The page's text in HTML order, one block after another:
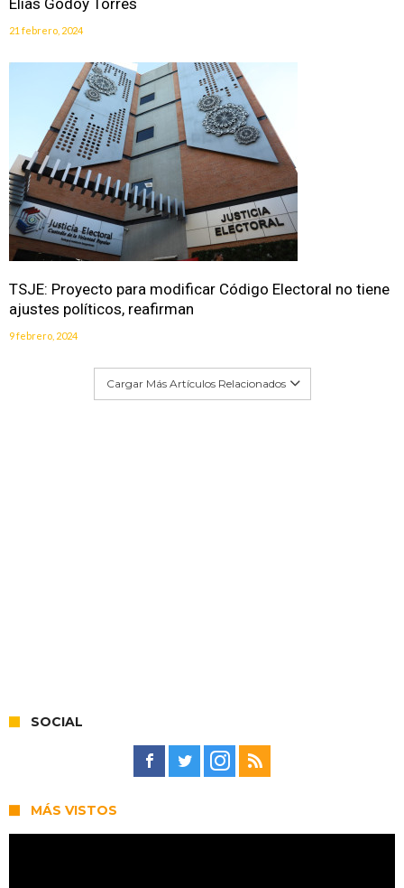
Elías Godoy Torres
21 febrero, 2024
TSJE: Proyecto para modificar Código Electoral no tiene
ajustes políticos, reafirman
9 febrero, 2024
Cargar Más Artículos Relacionados
SOCIAL
MÁS VISTOS